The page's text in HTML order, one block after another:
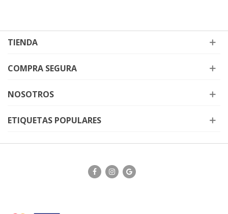
TIENDA
COMPRA SEGURA
NOSOTROS
ETIQUETAS POPULARES